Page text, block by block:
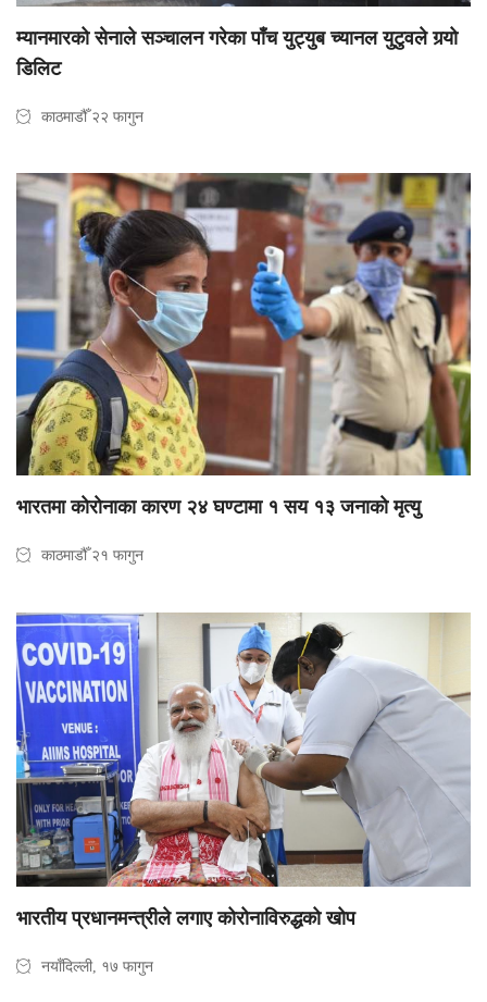
म्यानमारको सेनाले सञ्चालन गरेका पाँच युट्युब च्यानल युटुवले गर्‍यो
डिलिट
काठमाडौँ २२ फागुन
भारतमा काेराेनाका कारण २४ घण्टामा १ सय १३ जनाकाे मृत्यु
काठमाडौँ २१ फागुन
भारतीय प्रधानमन्त्रीले लगाए कोरोनाविरुद्धको खोप
नयाँदिल्ली, १७ फागुन